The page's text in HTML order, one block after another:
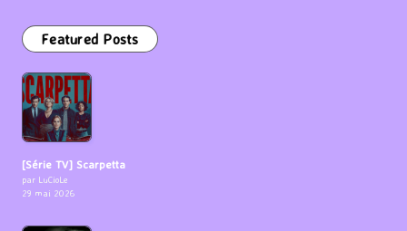
Featured Posts
[Série TV] Scarpetta
par LuCioLe
29 mai 2026